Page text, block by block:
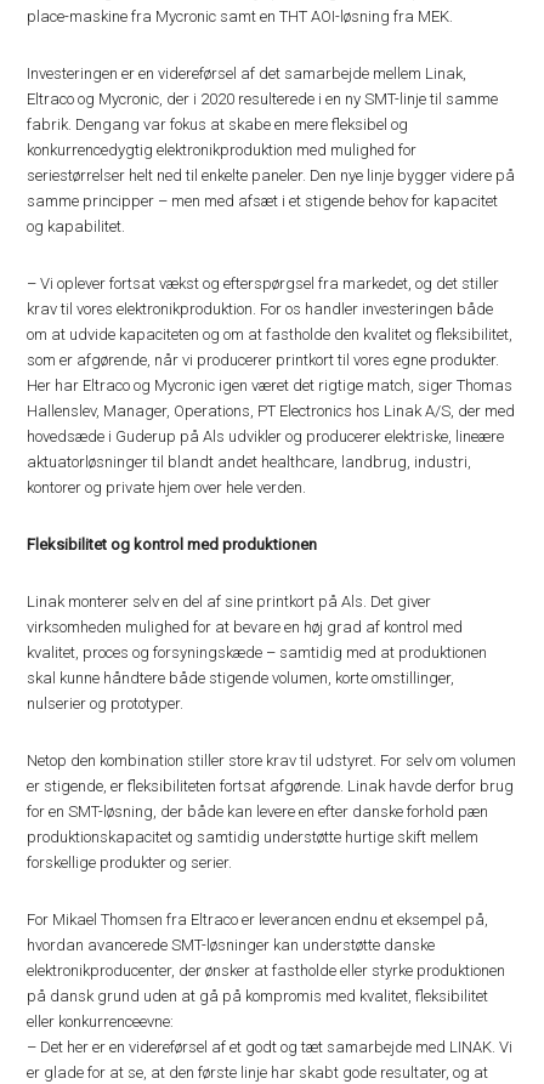
place-maskine fra Mycronic samt en THT AOI-løsning fra MEK.
Investeringen er en videreførsel af det samarbejde mellem Linak,
Eltraco og Mycronic, der i 2020 resulterede i en ny SMT-linje til samme
fabrik. Dengang var fokus at skabe en mere fleksibel og
konkurrencedygtig elektronikproduktion med mulighed for
seriestørrelser helt ned til enkelte paneler. Den nye linje bygger videre på
samme principper – men med afsæt i et stigende behov for kapacitet
og kapabilitet.
– Vi oplever fortsat vækst og efterspørgsel fra markedet, og det stiller
krav til vores elektronikproduktion. For os handler investeringen både
om at udvide kapaciteten og om at fastholde den kvalitet og fleksibilitet,
som er afgørende, når vi producerer printkort til vores egne produkter.
Her har Eltraco og Mycronic igen været det rigtige match, siger Thomas
Hallenslev, Manager, Operations, PT Electronics hos Linak A/S, der med
hovedsæde i Guderup på Als udvikler og producerer elektriske, lineære
aktuatorløsninger til blandt andet healthcare, landbrug, industri,
kontorer og private hjem over hele verden.
Fleksibilitet og kontrol med produktionen
Linak monterer selv en del af sine printkort på Als. Det giver
virksomheden mulighed for at bevare en høj grad af kontrol med
kvalitet, proces og forsyningskæde – samtidig med at produktionen
skal kunne håndtere både stigende volumen, korte omstillinger,
nulserier og prototyper.
Netop den kombination stiller store krav til udstyret. For selv om volumen
er stigende, er fleksibiliteten fortsat afgørende. Linak havde derfor brug
for en SMT-løsning, der både kan levere en efter danske forhold pæn
produktionskapacitet og samtidig understøtte hurtige skift mellem
forskellige produkter og serier.
For Mikael Thomsen fra Eltraco er leverancen endnu et eksempel på,
hvordan avancerede SMT-løsninger kan understøtte danske
elektronikproducenter, der ønsker at fastholde eller styrke produktionen
på dansk grund uden at gå på kompromis med kvalitet, fleksibilitet
eller konkurrenceevne:
– Det her er en videreførsel af et godt og tæt samarbejde med LINAK. Vi
er glade for at se, at den første linje har skabt gode resultater, og at